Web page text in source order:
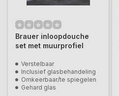
Brauer inloopdouche
set met muurprofiel
Verstelbaar
Inclusief glasbehandeling
Omkeerbaar/te spiegelen
Gehard glas